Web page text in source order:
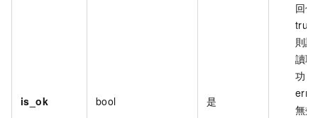
is_ok bool 是
回
true
則
讀
功，
error
無